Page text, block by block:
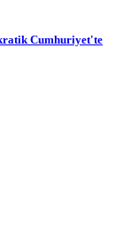
Cumhuriyet'te